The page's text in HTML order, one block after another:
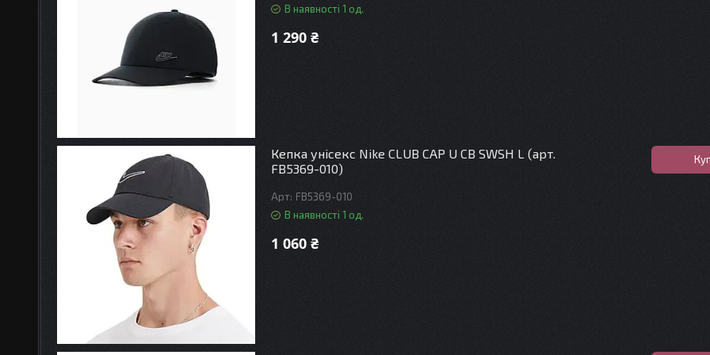
В наявності 1 од.
1 290 ₴
Кепка унісекс Nike CLUB CAP U CB SWSH L (арт.
FB5369-010)
FB5369-010
В наявності 1 од.
1 060 ₴